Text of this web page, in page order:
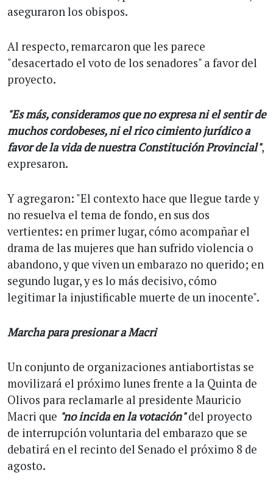
aseguraron los obispos.
Al respecto, remarcaron que les parece
"desacertado el voto de los senadores" a favor del
proyecto.
"Es más, consideramos que no expresa ni el sentir de
muchos cordobeses, ni el rico cimiento jurídico a
favor de la vida de nuestra Constitución Provincial",
expresaron.
Y agregaron: "El contexto hace que llegue tarde y
no resuelva el tema de fondo, en sus dos
vertientes: en primer lugar, cómo acompañar el
drama de las mujeres que han sufrido violencia o
abandono, y que viven un embarazo no querido; en
segundo lugar, y es lo más decisivo, cómo
legitimar la injustificable muerte de un inocente".
Marcha para presionar a Macri
Un conjunto de organizaciones antiabortistas se
movilizará el próximo lunes frente a la Quinta de
Olivos para reclamarle al presidente Mauricio
Macri que "no incida en la votación"del proyecto
de interrupción voluntaria del embarazo que se
debatirá en el recinto del Senado el próximo 8 de
agosto.